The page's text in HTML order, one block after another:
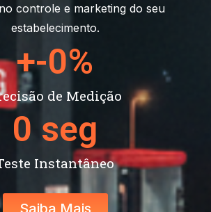
controle e marketing do seu
estabelecimento.
de Medição
+-0%
Instantâneo
0 seg
Saiba Mais